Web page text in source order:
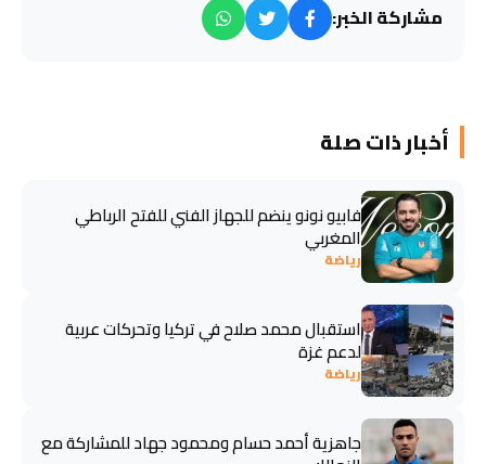
مشاركة الخبر:
أخبار ذات صلة
فابيو نونو ينضم للجهاز الفني للفتح الرباطي
المغربي
رياضة
استقبال محمد صلاح في تركيا وتحركات عربية
لدعم غزة
رياضة
جاهزية أحمد حسام ومحمود جهاد للمشاركة مع